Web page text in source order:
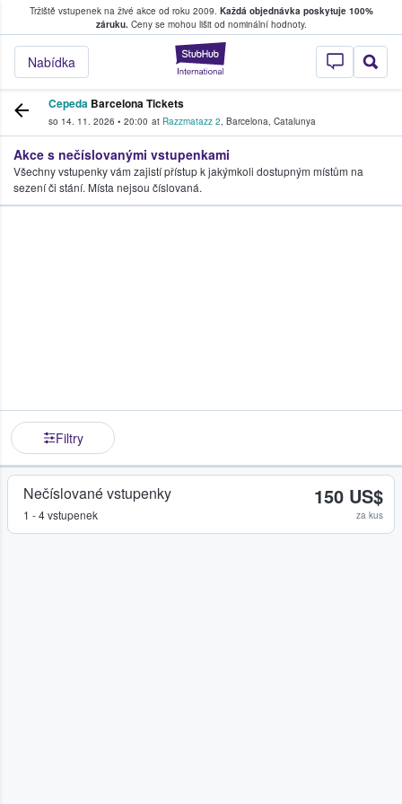
Tržiště vstupenek na živé akce od roku 2009. Každá objednávka poskytuje 100%
záruku.Ceny se mohou lišit od nominální hodnoty.
StubHub –
Nabídka
kde fanoušci kupují a prodávají vstupenky
Cepeda Barcelona Tickets
so 14. 11. 2026 • 20:00 at Razzmatazz 2, Barcelona, Catalunya
Akce s nečíslovanými vstupenkami
Všechny vstupenky vám zajistí přístup k jakýmkoli dostupným místům na
sezení či stání. Místa nejsou číslovaná.
Filtry
Nečíslované vstupenky
1 - 4 vstupenek
150 US$
za kus